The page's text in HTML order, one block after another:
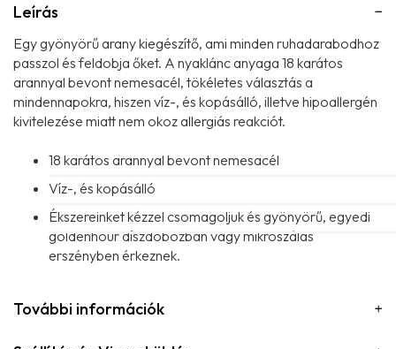
Leírás
Egy gyönyörű arany kiegészítő, ami minden ruhadarabodhoz
passzol és feldobja őket. A nyaklánc anyaga 18 karátos
arannyal bevont nemesacél, tökéletes választás a
mindennapokra, hiszen víz-, és kopásálló, illetve hipoallergén
kivitelezése miatt nem okoz allergiás reakciót.
18 karátos arannyal bevont nemesacél
Víz-, és kopásálló
Ékszereinket kézzel csomagoljuk és gyönyörű, egyedi
goldenhour díszdobozban vagy mikroszálas
erszényben érkeznek.
További információk